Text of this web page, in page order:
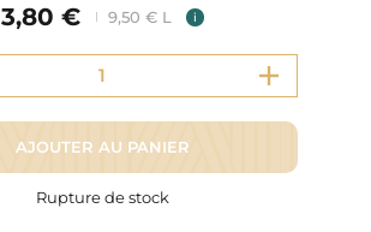
3,80 € 9,50 € L i
AJOUTER AU PANIER
Rupture de stock